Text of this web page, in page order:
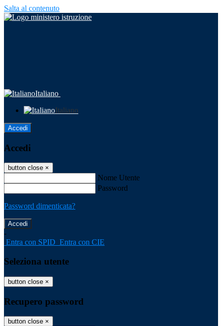
Salta al contenuto
Italiano
Italiano
Accedi
Accedi
button close ×
Nome Utente
Password
Password dimenticata?
-
Entra con SPID Entra con CIE
Seleziona utente
button close ×
Recupero password
button close ×